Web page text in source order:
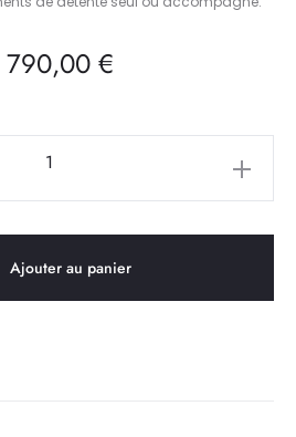
790,00 €
Ajouter au panier